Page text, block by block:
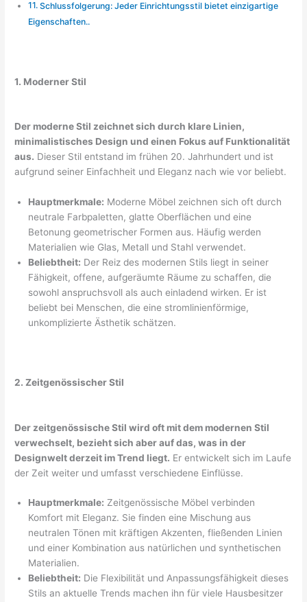
Schlussfolgerung: Jeder Einrichtungsstil bietet einzigartige
Eigenschaften..
1. Moderner Stil
Der moderne Stil zeichnet sich durch klare Linien,
minimalistisches Design und einen Fokus auf Funktionalität
aus. Dieser Stil entstand im frühen 20. Jahrhundert und ist
aufgrund seiner Einfachheit und Eleganz nach wie vor beliebt.
Hauptmerkmale: Moderne Möbel zeichnen sich oft durch
neutrale Farbpaletten, glatte Oberflächen und eine
Betonung geometrischer Formen aus. Häufig werden
Materialien wie Glas, Metall und Stahl verwendet.
Beliebtheit: Der Reiz des modernen Stils liegt in seiner
Fähigkeit, offene, aufgeräumte Räume zu schaffen, die
sowohl anspruchsvoll als auch einladend wirken. Er ist
beliebt bei Menschen, die eine stromlinienförmige,
unkomplizierte Ästhetik schätzen.
2. Zeitgenössischer Stil
Der zeitgenössische Stil wird oft mit dem modernen Stil
verwechselt, bezieht sich aber auf das, was in der
Designwelt derzeit im Trend liegt. Er entwickelt sich im Laufe
der Zeit weiter und umfasst verschiedene Einflüsse.
Hauptmerkmale: Zeitgenössische Möbel verbinden
Komfort mit Eleganz. Sie finden eine Mischung aus
neutralen Tönen mit kräftigen Akzenten, fließenden Linien
und einer Kombination aus natürlichen und synthetischen
Materialien.
Beliebtheit: Die Flexibilität und Anpassungsfähigkeit dieses
Stils an aktuelle Trends machen ihn für viele Hausbesitzer